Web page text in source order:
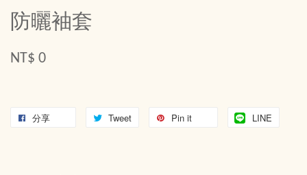
防曬袖套
NT$ 0
分享 Tweet Pin it LINE